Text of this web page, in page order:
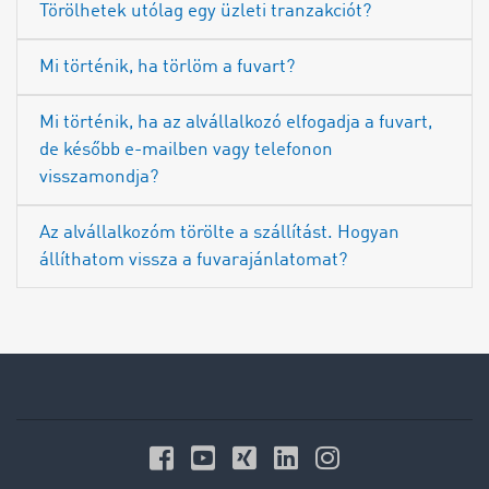
Törölhetek utólag egy üzleti tranzakciót?
Mi történik, ha törlöm a fuvart?
Mi történik, ha az alvállalkozó elfogadja a fuvart,
de később e-mailben vagy telefonon
visszamondja?
Az alvállalkozóm törölte a szállítást. Hogyan
állíthatom vissza a fuvarajánlatomat?